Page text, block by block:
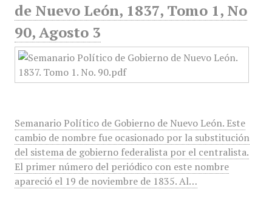
de Nuevo León, 1837, Tomo 1, No
90, Agosto 3
Semanario Político de Gobierno de Nuevo León. Este
cambio de nombre fue ocasionado por la substitución
del sistema de gobierno federalista por el centralista.
El primer número del periódico con este nombre
apareció el 19 de noviembre de 1835. Al…